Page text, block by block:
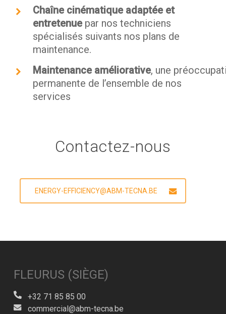
Chaîne cinématique adaptée et
entretenuepar nos techniciens
spécialisés suivants nos plans de
maintenance.
Maintenance améliorative, une
permanente de l’ensemble de nos
services
Contactez-nous
ENERGY-EFFICIENCY@ABM-TECNA.BE
FLEURUS (SIÈGE)
+32 71 85 85 00
commercial@abm-tecna.be